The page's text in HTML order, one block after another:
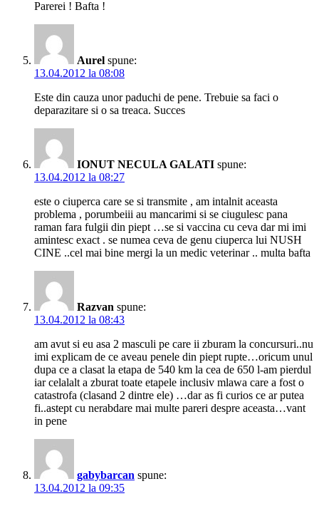
Parerei ! Bafta !
Aurel spune:
13.04.2012 la 08:08
Este din cauza unor paduchi de pene. Trebuie sa faci o
deparazitare si o sa treaca. Succes
IONUT NECULA GALATI spune:
13.04.2012 la 08:27
este o ciuperca care se si transmite , am intalnit aceasta
problema , porumbeiii au mancarimi si se ciugulesc pana
raman fara fulgii din piept …se si vaccina cu ceva dar mi imi
amintesc exact . se numea ceva de genu ciuperca lui NUSH
CINE ..cel mai bine mergi la un medic veterinar .. multa bafta
Razvan spune:
13.04.2012 la 08:43
am avut si eu asa 2 masculi pe care ii zburam la concursuri..nu
imi explicam de ce aveau penele din piept rupte…oricum unul
dupa ce a clasat la etapa de 540 km la cea de 650 l-am pierdul
iar celalalt a zburat toate etapele inclusiv mlawa care a fost o
catastrofa (clasand 2 dintre ele) …dar as fi curios ce ar putea
fi..astept cu nerabdare mai multe pareri despre aceasta…vant
in pene
gabybarcan spune:
13.04.2012 la 09:35